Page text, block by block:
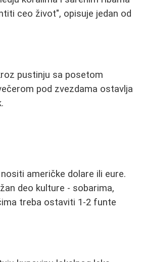
ceo život", opisuje jedan od
pustinju sa posetom
pod zvezdama ostavlja
američke dolare ili eure.
deo kulture - sobarima,
treba ostaviti 1-2 funte